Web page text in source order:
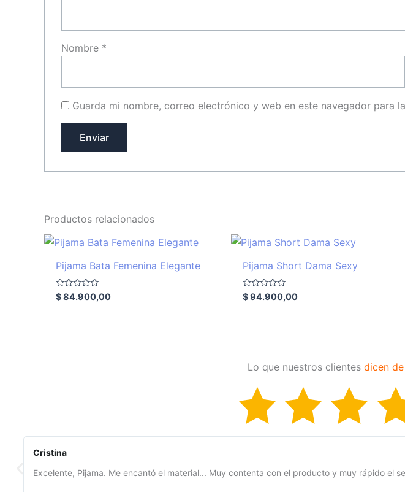
Nombre *
Guarda mi nombre, correo electrónico y web en este navegador para
Productos relacionados
Pijama Bata Femenina Elegante
Valorado
con
$84.900,00
Pijama Short Dama Sexy
Valorado
con
$94.900,00
Lo que nuestros clientes dicen
Cristina
Excelente, Pijama. Me encantó el material... Muy contenta con el producto y muy rápido el